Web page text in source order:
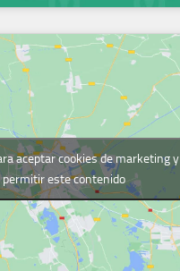
aceptar cookies de marketing y
permitir este contenido